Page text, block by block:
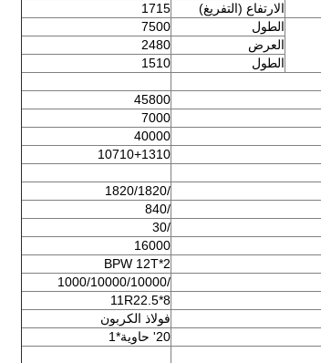
الارتفاع (التفريغ)
1715
الطول
7500
العرض
2480
الطول
1510
45800
7000
40000
10710+1310
/1820/1820
/840
/30
16000
BPW 12T*2
/1000/10000/10000
11R22.5*8
فولاذ الكربون
20' حاوية*1